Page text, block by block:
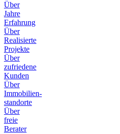
Über
Jahre
Erfahrung
Über
Realisierte
Projekte
Über
zufriedene
Kunden
Über
Immobilien-
standorte
Über
freie
Berater